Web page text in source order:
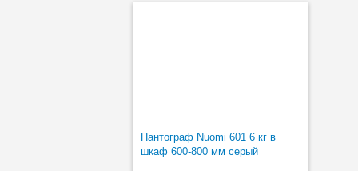
Пантограф Nuomi 601 6 кг в
шкаф 600-800 мм серый